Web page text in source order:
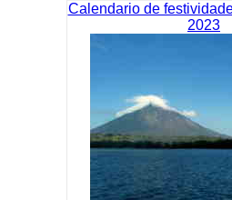
Calendario de
2023